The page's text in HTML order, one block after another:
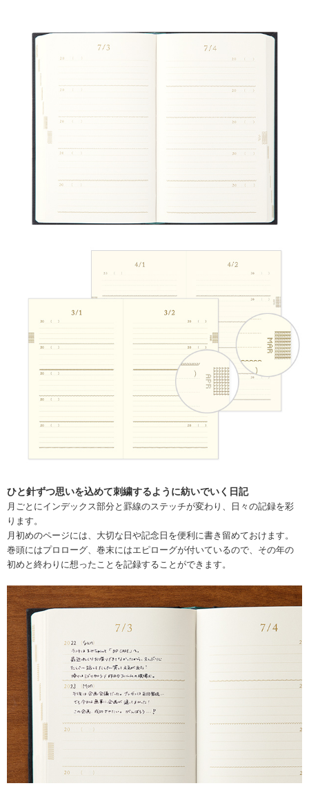
ひと針ずつ思いを込めて刺繍するように紡いでいく日記
月ごとにインデックス部分と罫線のステッチが変わり、日々の記録を彩
ります。
月初めのページには、大切な日や記念日を便利に書き留めておけます。
巻頭にはプロローグ、巻末にはエピローグが付いているので、その年の
初めと終わりに想ったことを記録することができます。